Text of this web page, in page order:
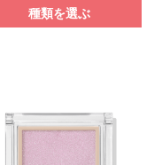
種類を選ぶ